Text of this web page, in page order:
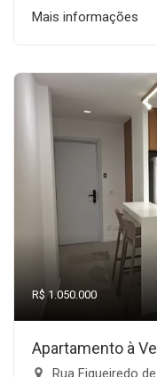
Mais informações
R$ 1.050.000
Apartamento à
Rua Figueiredo de